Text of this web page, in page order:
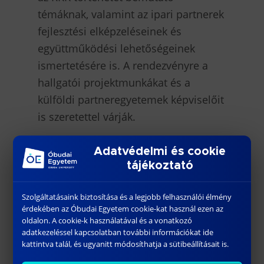
témáknak, valamint az ipari partnerek
fejlesztési elképzeléseinek és
együttműködési lehetőségeinek
ismertetésére is. A rendezvényre a
hallgatói projektmunkákat és a
külföldi partneregyetemek képviselőit
is szeretettel várják.
A Rejtő Kar a nemzetközi tudományos
életbe is aktívan bekapcsolódik két
IJCELIT Konferencia(2025. november
14.) Ez a nemzetközi fórum a
környezetvédelmi és könnyűipari
Adatvédelmi és cookie
tájékoztató
Szolgáltatásaink biztosítása és a legjobb felhasználói élmény
érdekében az Óbudai Egyetem cookie-kat használ ezen az
oldalon. A cookie-k használatával és a vonatkozó
adatkezeléssel kapcsolatban további információkat ide
kattintva talál, és ugyanitt módosíthatja a sütibeállításait is.